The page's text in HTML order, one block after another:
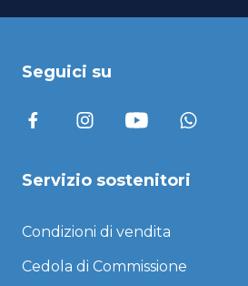
Seguici su
Servizio sostenitori
Condizioni di vendita
Cedola di Commissione